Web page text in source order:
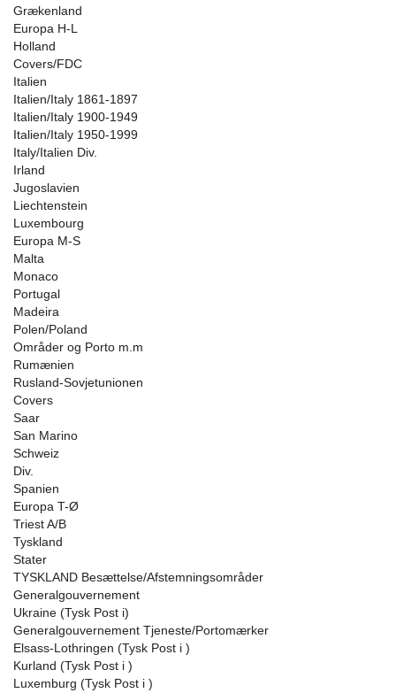
Grækenland
Europa H-L
Holland
Covers/FDC
Italien
Italien/Italy 1861-1897
Italien/Italy 1900-1949
Italien/Italy 1950-1999
Italy/Italien Div.
Irland
Jugoslavien
Liechtenstein
Luxembourg
Europa M-S
Malta
Monaco
Portugal
Madeira
Polen/Poland
Områder og Porto m.m
Rumænien
Rusland-Sovjetunionen
Covers
Saar
San Marino
Schweiz
Div.
Spanien
Europa T-Ø
Triest A/B
Tyskland
Stater
TYSKLAND Besættelse/Afstemningsområder
Generalgouvernement
Ukraine (Tysk Post i)
Generalgouvernement Tjeneste/Portomærker
Elsass-Lothringen (Tysk Post i )
Kurland (Tysk Post i )
Luxemburg (Tysk Post i )